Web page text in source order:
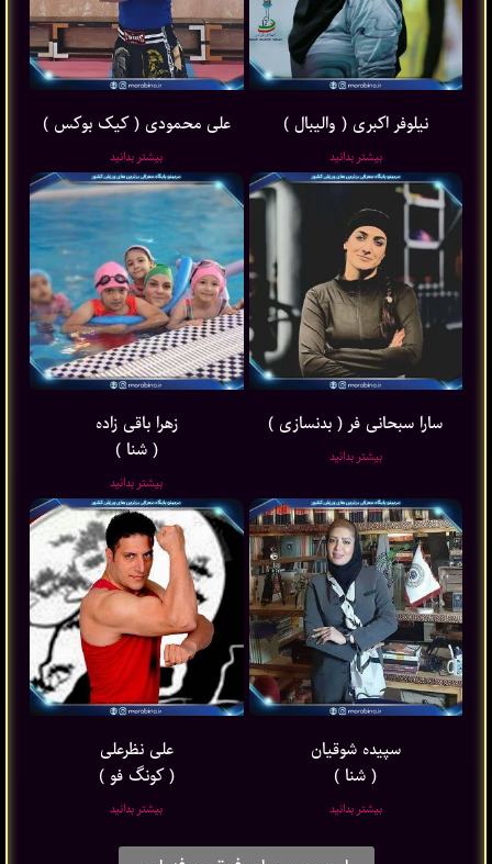
نیلوفر اکبری ( والیبال )
بیشتر بدانید
علی محمودی ( کیک بوکس )
بیشتر بدانید
سارا سبحانی فر ( بدنسازی )
بیشتر بدانید
زهرا باقی ‌زاده
( شنا )
بیشتر بدانید
سپیده شوقیان
( شنا )
بیشتر بدانید
علی نظرعلی
( کونگ فو )
بیشتر بدانید